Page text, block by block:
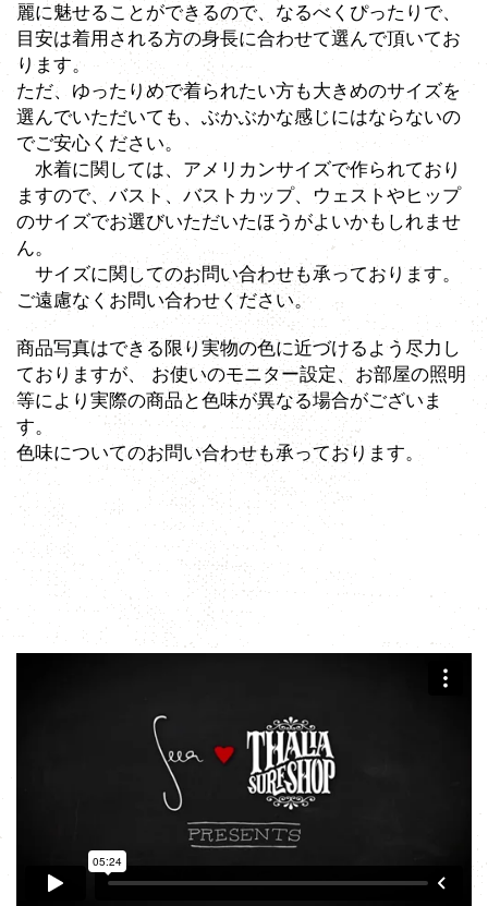
麗に魅せることができるので、なるべくぴったりで、
目安は着用される方の身長に合わせて選んで頂いてお
ります。
ただ、ゆったりめで着られたい方も大きめのサイズを
選んでいただいても、ぶかぶかな感じにはならないの
でご安心ください。
水着に関しては、アメリカンサイズで作られており
ますので、バスト、バストカップ、ウェストやヒップ
のサイズでお選びいただいたほうがよいかもしれませ
ん。
サイズに関してのお問い合わせも承っております。
ご遠慮なくお問い合わせください。
商品写真はできる限り実物の色に近づけるよう尽力し
ておりますが、 お使いのモニター設定、お部屋の照明
等により実際の商品と色味が異なる場合がございま
す。
色味についてのお問い合わせも承っております。